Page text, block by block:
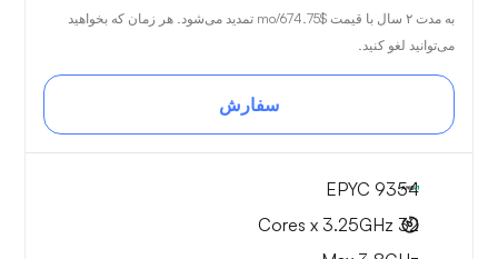
به مدت ۲ سال با قیمت $674.75
/mo تمدید می‌شود. هر زمان که بخواهید
می‌توانید لغو کنید.
سفارش
EPYC 9354
32 Cores x 3.25GHz